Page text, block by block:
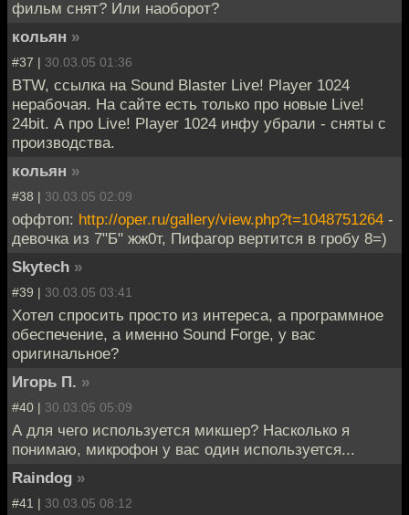
фильм снят? Или наоборот?
кольян »
#37 | 30.03.05 01:36
BTW, ссылка на Sound Blaster Live! Player 1024
нерабочая. На сайте есть только про новые Live!
24bit. А про Live! Player 1024 инфу убрали - сняты с
производства.
кольян »
#38 | 30.03.05 02:09
оффтоп: http://oper.ru/gallery/view.php?t=1048751264 -
девочка из 7"Б" жж0т, Пифагор вертится в гробу 8=)
Skytech »
#39 | 30.03.05 03:41
Хотел спросить просто из интереса, а программное
обеспечение, а именно Sound Forge, у вас
оригинальное?
Игорь П. »
#40 | 30.03.05 05:09
А для чего используется микшер? Насколько я
понимаю, микрофон у вас один используется...
Raindog »
#41 | 30.03.05 08:12